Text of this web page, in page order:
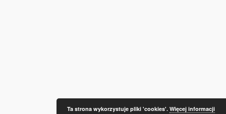
Ta strona wykorzystuje pliki 'cookies'. Więcej informacji